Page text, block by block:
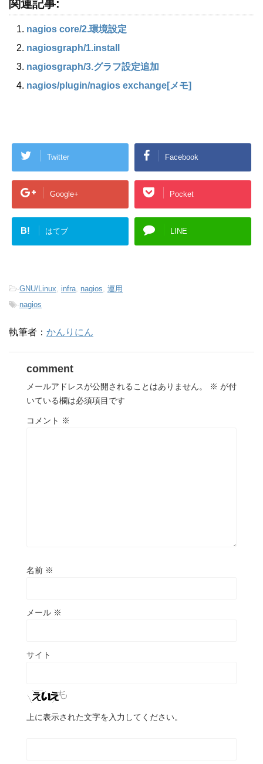
関連記事:
nagios core​/2.環境設定
nagiosgraph/1.install
nagiosgraph​/3.グラフ設定追加
nagios​/plugin​/nagios exchange[メモ]
Twitter Facebook
Google+ Pocket
B! はてブ LINE
-GNU/Linux infra nagios 運用
-nagios
執筆者： かんりにん
comment
メールアドレスが公開されることはありません。 ※ が付
いている欄は必須項目です
コメント ※
名前 ※
メール ※
サイト
上に表示された文字を入力してください。